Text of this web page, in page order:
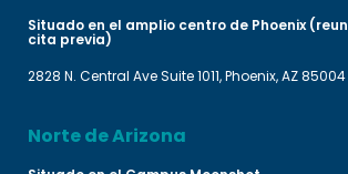
Situado en el amplio centro de Phoenix
cita previa)
2828 N. Central Ave Suite 1011, Phoenix, AZ 85004
Norte de Arizona